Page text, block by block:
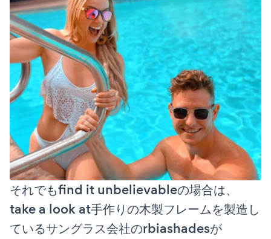
それでもfind it unbelievableの場合は、
take a look at手作りの木製フレームを製造し
ているサングラス会社のrbiashadesが